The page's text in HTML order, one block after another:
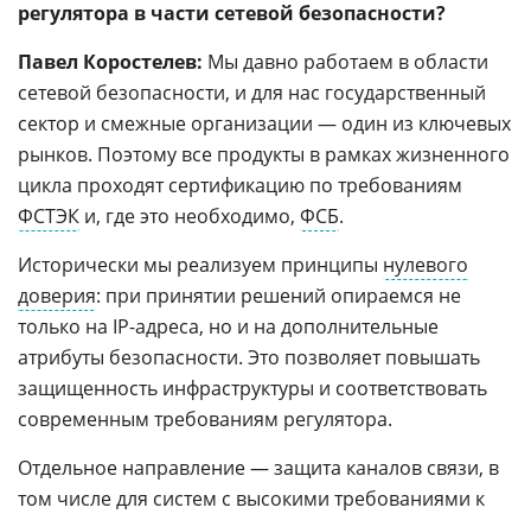
регулятора в части сетевой безопасности?
Павел Коростелев: Мы давно работаем в области
сетевой безопасности, и для нас государственный
сектор и смежные организации — один из ключевых
рынков. Поэтому все продукты в рамках жизненного
цикла проходят сертификацию по требованиям
ФСТЭК и, где это необходимо, ФСБ.
Исторически мы реализуем принципы нулевого
доверия: при принятии решений опираемся не
только на IP-адреса, но и на дополнительные
атрибуты безопасности. Это позволяет повышать
защищенность инфраструктуры и соответствовать
современным требованиям регулятора.
Отдельное направление — защита каналов связи, в
том числе для систем с высокими требованиями к